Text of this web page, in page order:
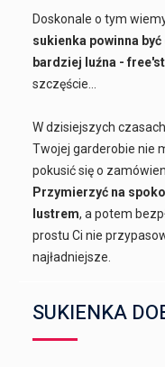
Doskonale o tym
sukienka powinna być
bardziej luźna -
szczęście...
W dzisiejszych
Twojej garderobie nie
pokusić się o
Przymierzyć na
lustrem, a potem
prostu Ci nie
najładniejsze.
SUKIENKA